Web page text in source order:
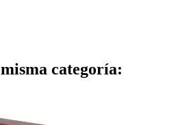
categoría: